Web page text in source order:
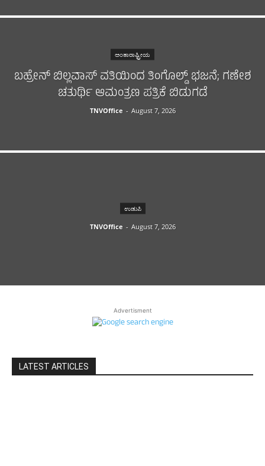
ಅಂತಾರಾಷ್ಟ್ರೀಯ
ಬಹ್ರೇನ್ ಬಿಲ್ಲವಾಸ್ ವತಿಯಿಂದ ತಿಂಗೊಲ್ಡ್ ಭಜನೆ; ಗಣೇಶ
ಚತುರ್ಥಿ ಆಮಂತ್ರಣ ಪತ್ರಿಕೆ ಬಿಡುಗಡೆ
TNVOffice - August 7, 2026
ಉಡುಪಿ
TNVOffice - August 7, 2026
Advertisment
LATEST ARTICLES